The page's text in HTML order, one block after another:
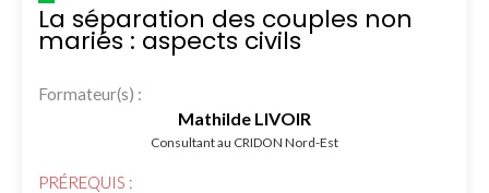
La séparation des couples non
mariés : aspects civils
Formateur(s) :
Mathilde LIVOIR
Consultant au CRIDON Nord-Est
PRÉREQUIS :